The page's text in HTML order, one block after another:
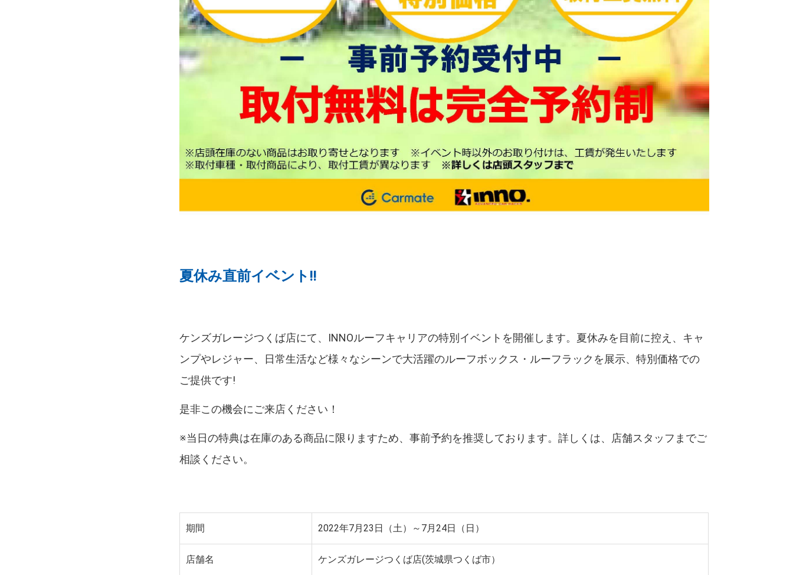
夏休み直前イベント!!
ケンズガレージつくば店にて、INNOルーフキャリアの特別イベントを開催します。夏休みを目前に控え、キャ
ンプやレジャー、日常生活など様々なシーンで大活躍のルーフボックス・ルーフラックを展示、特別価格での
ご提供です!
是非この機会にご来店ください！
※当日の特典は在庫のある商品に限りますため、事前予約を推奨しております。詳しくは、店舗スタッフまでご
相談ください。
期間 2022年7月23日（土）～7月24日（日）
店舗名 ケンズガレージつくば店(茨城県つくば市）